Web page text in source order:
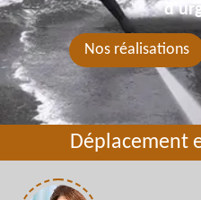
Nos réalisations
Déplacement